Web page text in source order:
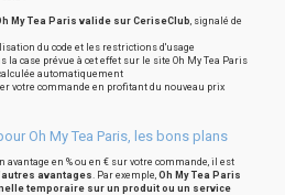
My Tea Paris valide sur CeriseClub, signalé de
du code et les restrictions d'usage
la case prévue à cet effet sur le site Oh My Tea Paris
automatiquement
votre commande en profitant du nouveau prix
Oh My Tea Paris, les bons plans
avantage en % ou en € sur votre commande, il est
avantages. Par exemple, Oh My Tea Paris
temporaire sur un produit ou un service